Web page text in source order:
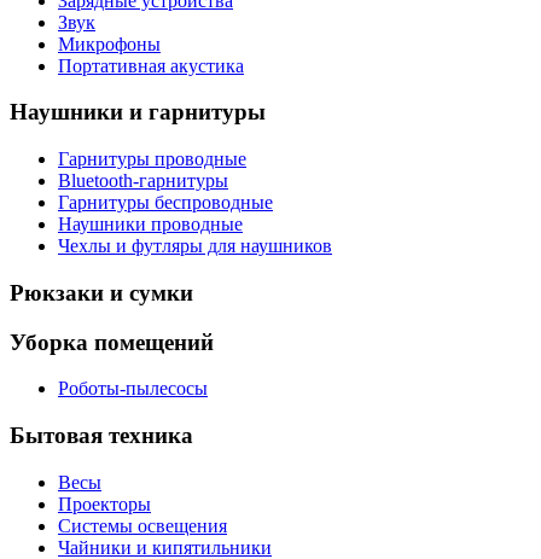
Звук
Микрофоны
Портативная акустика
Наушники и гарнитуры
Гарнитуры проводные
Bluetooth-гарнитуры
Гарнитуры беспроводные
Наушники проводные
Чехлы и футляры для наушников
Рюкзаки и сумки
Уборка помещений
Роботы-пылесосы
Бытовая техника
Весы
Проекторы
Системы освещения
Чайники и кипятильники